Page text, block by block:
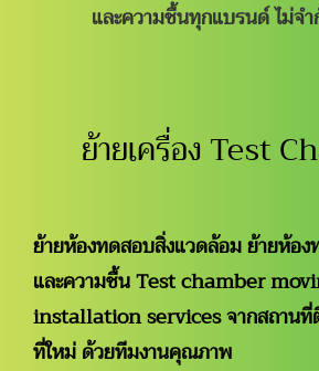
และความชื้นทุกแบรนด์ ไม่จำ
ย้ายเครื่อง Test
ย้ายห้องทดสอบสิ่งแวดล้อม ย้ายห้อ
และความชื้น Test chamber
installation services จากสถานที่
ที่ใหม่ ด้วยทีมงานคุณภาพ